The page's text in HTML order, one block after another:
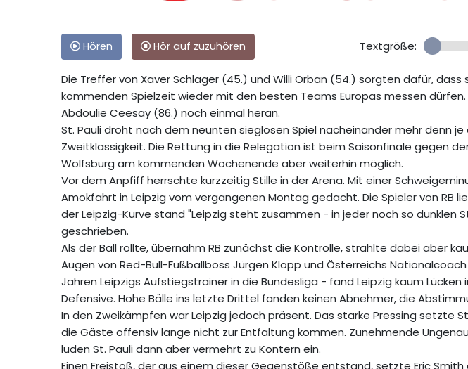
Hören Hör auf zuzuhören Textgröße:
Die Treffer von Xaver Schlager (45.) und Willi Orban (54.) sorgten dafür, dass
kommenden Spielzeit wieder mit den besten Teams Europas messen
Abdoulie Ceesay (86.) noch einmal heran.
St. Pauli droht nach dem neunten sieglosen Spiel nacheinander mehr denn je
Zweitklassigkeit. Die Rettung in die Relegation ist beim Saisonfinale gegen
Wolfsburg am kommenden Wochenende aber weiterhin möglich.
Vor dem Anpfiff herrschte kurzzeitig Stille in der Arena. Mit einer
Amokfahrt in Leipzig vom vergangenen Montag gedacht. Die Spieler von RB
der Leipzig-Kurve stand "Leipzig steht zusammen - in jeder noch so dunklen
geschrieben.
Als der Ball rollte, übernahm RB zunächst die Kontrolle, strahlte dabei aber
Augen von Red-Bull-Fußballboss Jürgen Klopp und Österreichs
Jahren Leipzigs Aufstiegstrainer in die Bundesliga - fand Leipzig kaum Lücken
Defensive. Hohe Bälle ins letzte Drittel fanden keinen Abnehmer, die
In den Zweikämpfen war Leipzig jedoch präsent. Das starke Pressing setzte
die Gäste offensiv lange nicht zur Entfaltung kommen. Zunehmende
luden St. Pauli dann aber vermehrt zu Kontern ein.
Einen Freistoß, der aus einem dieser Gegenstöße entstand, setzte Eric Smith